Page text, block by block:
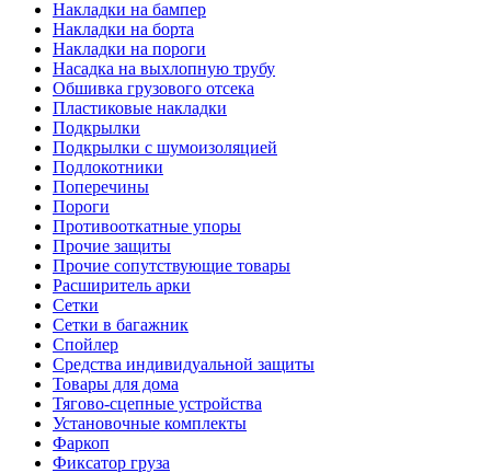
Накладки на бампер
Накладки на борта
Накладки на пороги
Насадка на выхлопную трубу
Обшивка грузового отсека
Пластиковые накладки
Подкрылки
Подкрылки с шумоизоляцией
Подлокотники
Поперечины
Пороги
Противооткатные упоры
Прочие защиты
Прочие сопутствующие товары
Расширитель арки
Сетки
Сетки в багажник
Спойлер
Средства индивидуальной защиты
Товары для дома
Тягово-сцепные устройства
Установочные комплекты
Фаркоп
Фиксатор груза